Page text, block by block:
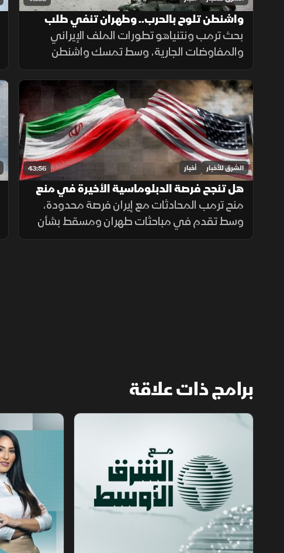
واشنطن تلوح بالحرب.. وطهران تنفي طلب
التفاوض
بحث ترمب ونتنياهو تطورات الملف الإيراني
والمفاوضات الجارية، وسط تمسك واشنطن
بالحل الدبلوماسي مع الإبقاء على خيار التصعيد
إذا لم تُفضِ المحادثات إلى اتفاق.
43:56 الشرق للأخبار أخبار
هل تنجح فرصة الدبلوماسية الأخيرة في منع
حرب أوسع مع إيران؟
منح ترمب المحادثات مع إيران فرصة محدودة،
وسط تقدم في مباحثات طهران ومسقط بشأن
هرمز، بالتزامن مع تصعيد إسرائيلي في لبنان
برامج ذات علاقة
مع الشرق الأوسط الخبر الآخر